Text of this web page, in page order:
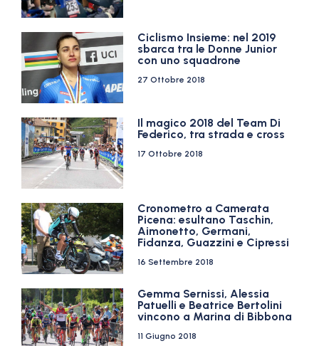
Ciclismo Insieme: nel 2019
sbarca tra le Donne Junior
con uno squadrone
27 Ottobre 2018
Il magico 2018 del Team Di
Federico, tra strada e cross
17 Ottobre 2018
Cronometro a Camerata
Picena: esultano Taschin,
Aimonetto, Germani,
Fidanza, Guazzini e Cipressi
16 Settembre 2018
Gemma Sernissi, Alessia
Patuelli e Beatrice Bertolini
vincono a Marina di Bibbona
11 Giugno 2018